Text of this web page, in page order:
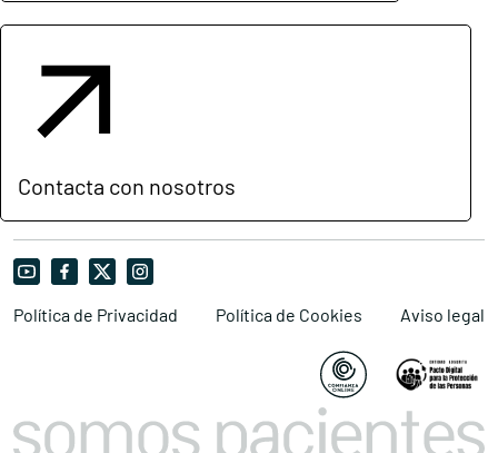
Contacta con nosotros
Política de Privacidad Política de Cookies Aviso legal